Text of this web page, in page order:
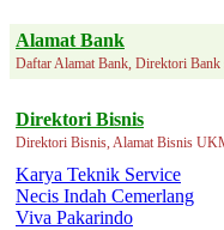
Alamat Bank
Daftar Alamat Bank, Direktori Bank
Direktori Bisnis
Direktori Bisnis, Alamat Bisnis
Karya Teknik Service
Necis Indah Cemerlang
Viva Pakarindo